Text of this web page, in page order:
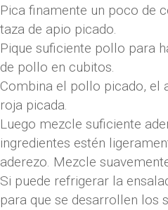
Pica finamente un poco de
taza de apio picado.
Pique suficiente pollo para
de pollo en cubitos.
Combina el pollo picado, el
roja picada.
Luego mezcle suficiente
ingredientes estén
aderezo. Mezcle
Si puede refrigerar la
para que se desarrollen los